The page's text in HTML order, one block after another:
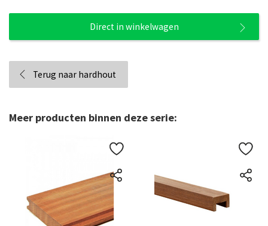
Direct in winkelwagen
Terug naar hardhout
Meer producten binnen deze serie: